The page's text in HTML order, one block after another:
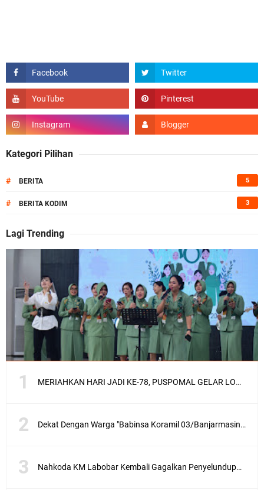
Kategori Pilihan
# BERITA 5
# BERITA KODIM 3
Lagi Trending
MERIAHKAN HARI JADI KE-78, PUSPOMAL GELAR LOMBA MEWARNAI TINGKAT PAUD DAN TK
Dekat Dengan Warga "Babinsa Koramil 03/Banjarmasin Barat Komsos Dengan Petani"
Nahkoda KM Labobar Kembali Gagalkan Penyelundupan 4 Ekor Burung Cendrawasih Asal Papua